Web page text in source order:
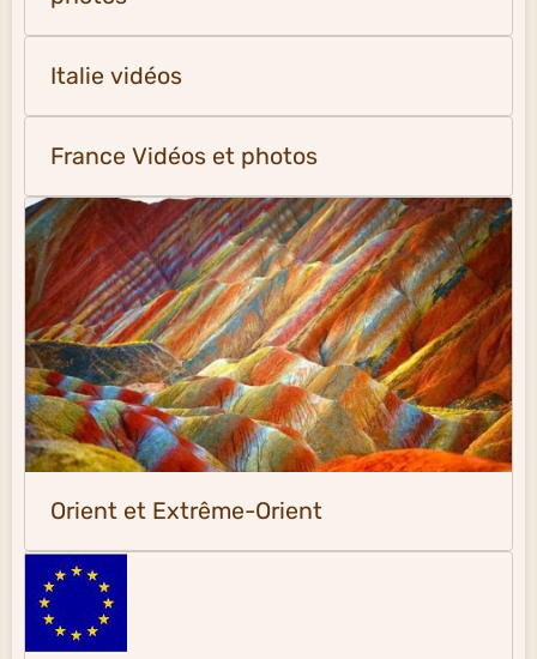
Italie vidéos
France Vidéos et photos
Orient et Extrême-Orient